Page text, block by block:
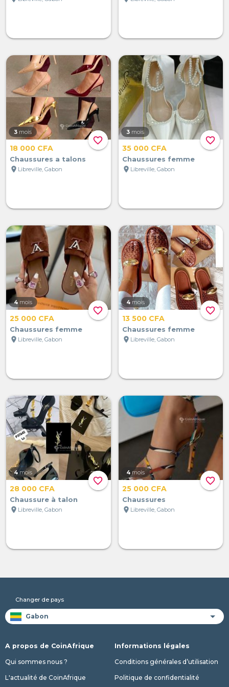
favorite_border
3 mois
18 000 CFA
Chaussures a talons
location_on Libreville, Gabon
favorite_border
3 mois
35 000 CFA
Chaussures femme
location_on Libreville, Gabon
favorite_border
4 mois
25 000 CFA
Chaussures femme
location_on Libreville, Gabon
favorite_border
4 mois
13 500 CFA
Chaussures femme
location_on Libreville, Gabon
favorite_border
4 mois
28 000 CFA
Chaussure à talon
location_on Libreville, Gabon
favorite_border
4 mois
25 000 CFA
Chaussures
location_on Libreville, Gabon
Changer de pays
A propos de CoinAfrique
Qui sommes nous ?
L'actualité de CoinAfrique
Informations légales
Conditions générales d’utilisation
Politique de confidentialité